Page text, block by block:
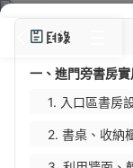
進門旁空間
倍、動線不卡
目錄
一、進門旁書房
1. 入口區書房
2. 書桌、收納